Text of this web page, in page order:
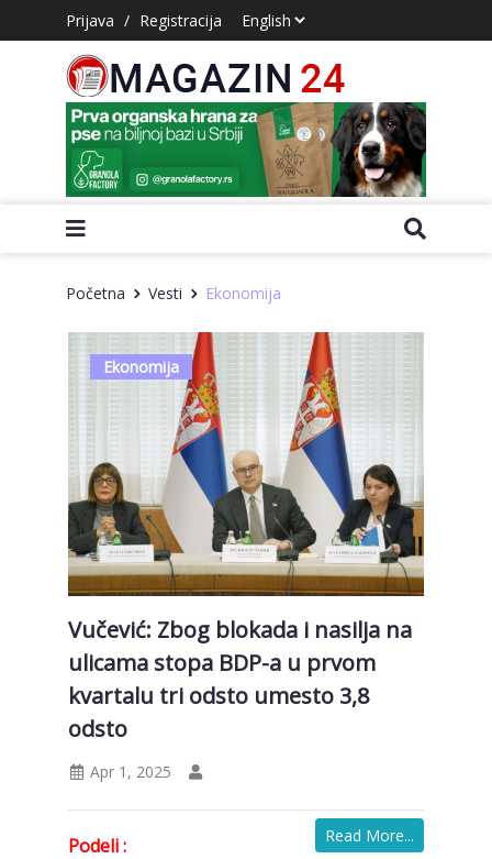
Prijava / Registracija
Početna Vesti Ekonomija
Ekonomija
Vučević: Zbog blokada i nasilja na
ulicama stopa BDP-a u prvom
kvartalu tri odsto umesto 3,8
odsto
Apr 1, 2025
Read More...
Podeli :